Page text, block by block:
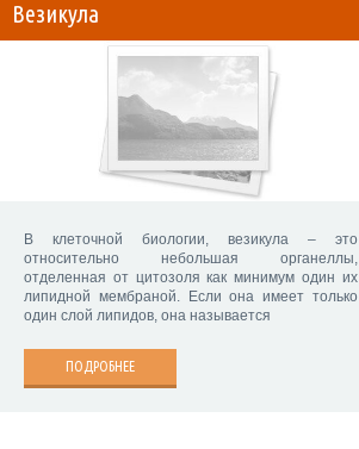
Везикула
В клеточной биологии, везикула – это
относительно небольшая органеллы,
отделенная от цитозоля как минимум один их
липидной мембраной. Если она имеет только
один слой липидов, она называется
ПОДРОБНЕЕ